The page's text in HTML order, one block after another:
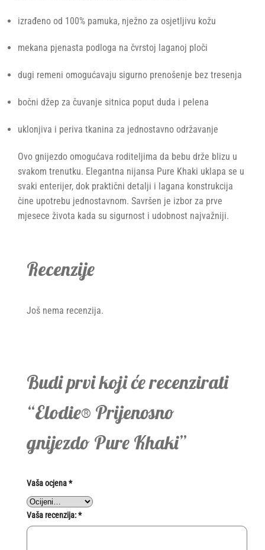
izrađeno od 100% pamuka, nježno za osjetljivu kožu
mekana pjenasta podloga na čvrstoj laganoj ploči
dugi remeni omogućavaju sigurno prenošenje bez tresenja
bočni džep za čuvanje sitnica poput duda i pelena
uklonjiva i periva tkanina za jednostavno održavanje
Ovo gnijezdo omogućava roditeljima da bebu drže blizu u
svakom trenutku. Elegantna nijansa Pure Khaki uklapa se u
svaki enterijer, dok praktični detalji i lagana konstrukcija
čine upotrebu jednostavnom. Savršen je izbor za prve
mjesece života kada su sigurnost i udobnost najvažniji.
Recenzije
Još nema recenzija.
Budi prvi koji će recenzirati
“Elodie® Prijenosno
gnijezdo Pure Khaki”
Vaša ocjena*
Vaša recenzija:*